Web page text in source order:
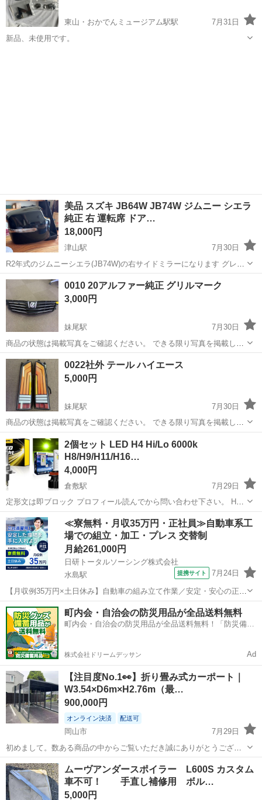
東山・おかでんミュージアム駅駅
7月31日
新品、未使用です。
美品 スズキ JB64W JB74W ジムニー シエラ
純正 右 運転席 ドア…
18,000円
津山駅
7月30日
R2年式のジムニーシエラ(JB74W)の右サイドミラーになります グレー
ドJCで電動格納、ミラーヒーター付き ミラー部に水垢やスケール汚
れ、傷などありません 台座、樹脂、スポンジにも劣化や艶引けありま
せん 掲...
岡山 岡山市 外装、車外用品
0010 20アルファー純正 グリルマーク
3,000円
妹尾駅
7月30日
商品の状態は掲載写真をご確認ください。 できる限り写真を掲載して
おりますが、画像では確認しづらい傷・汚れ・摩耗・経年劣化などが
ある場合があります。 気になる点がございましたら、必ずご入札前に
岡山 岡山市 妹尾駅 外装、車外用品
0022社外 テール ハイエース
5,000円
妹尾駅
7月30日
商品の状態は掲載写真をご確認ください。 できる限り写真を掲載して
おりますが、画像では確認しづらい傷・汚れ・摩耗・経年劣化などが
ある場合があります。 気になる点がございましたら、必ずご入札前に
ご質問をお願いいたします。 中古...
岡山 岡山市 妹尾駅
2個セット LED H4 Hi/Lo 6000k
H8/H9/H11/H16…
4,000円
倉敷駅
7月29日
定形文は即ブロック プロフィール読んでから問い合わせ下さい。 H4
の Hi/Lo切替タイプの6000K H8/H9/H11/H16共通のレモンイエロー
どちらも車検対応品と記載ある物をアマゾンで購入しました。 ...
岡山 倉敷市 倉敷駅 外装、車外用品
≪寮無料・月収35万円・正社員≫自動車系工
場での組立・加工・プレス 交替制
月給261,000円
日研トータルソーシング株式会社
水島駅
提携サイト 7月24日
【月収例35万円×土日休み】自動車の組み立て作業／安定・安心の正社
員 自動車の組立作業 各生産ラインには最新鋭のロボットが導入されて
います。 専用レールに乗って流れてくる車の骨組みに、社内外の各部
品・ハンドル・足回り・ドア...
岡山 倉敷市 水島駅 その他
町内会・自治会の防災用品が全品送料無料
町内会・自治会の防災用品が全品送料無料！「防災備蓄
株式会社ドリームデッサン Ad
【注目度No.1👀】折り畳み式カーポート｜
W3.54×D6m×H2.76m（最…
900,000円
オンライン決済 配送可
岡山市
7月29日
初めまして。数ある商品の中からご覧いただき誠にありがとうござい
ます。 【ご入札前に、必ず在庫確認・お見積り依頼をお願いいたしま
す】 ■ 本商品の特徴 こちらは 折り畳み式カーポート となります。 折
りたたんだ状態...
岡山 岡山市 外装、車外用品 カーポート
ムーヴアンダースポイラー L600S カスタム
車不可！ 手直し補修用 ボル…
5,000円